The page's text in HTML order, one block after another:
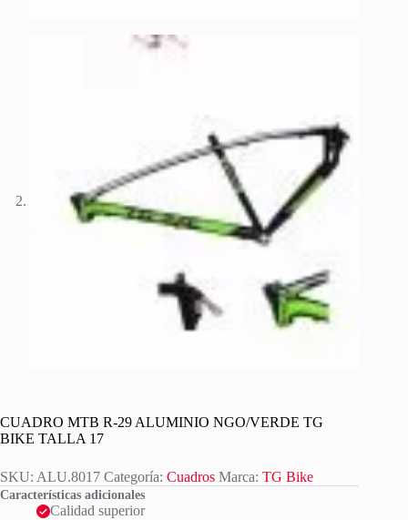
CUADRO MTB R-29 ALUMINIO NGO/VERDE TG
BIKE TALLA 17
SKU: ALU.8017 Categoría: Cuadros Marca: TG Bike
Características adicionales
Calidad superior